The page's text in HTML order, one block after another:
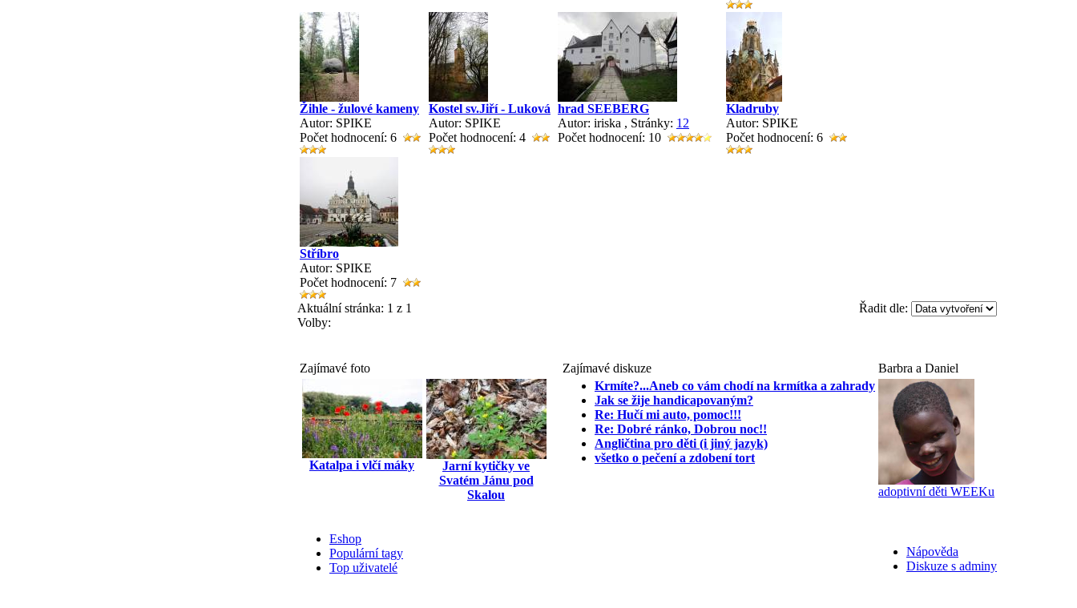
Žihle - žulové kameny
Autor: SPIKE
Počet hodnocení: 6
Kostel sv.Jiří - Luková
Autor: SPIKE
Počet hodnocení: 4
hrad SEEBERG
Autor: iriska , Stránky: 1 2
Počet hodnocení: 10
Kladruby
Autor: SPIKE
Počet hodnocení: 6
Stříbro
Autor: SPIKE
Počet hodnocení: 7
Řadit dle:
Aktuální stránka: 1 z 1
Volby:
Zajímavé foto Zajímavé diskuze Barbra a Daniel
Katalpa i vlčí máky
Jarní kytičky ve
Svatém Jánu pod
Skalou
Krmíte?...Aneb co vám chodí na krmítka a zahrady
Jak se žije handicapovaným?
Re: Hučí mi auto, pomoc!!!
Re: Dobré ránko, Dobrou noc!!
Angličtina pro děti (i jiný jazyk)
všetko o pečení a zdobení tort
adoptivní děti WEEKu
Nápověda
Diskuze s adminy
Eshop
Populární tagy
Top uživatelé